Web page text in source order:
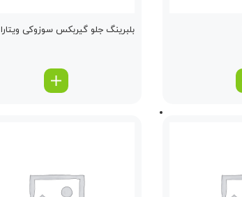
بلبرینگ جلو گیربكس سوزوکی ویتارا